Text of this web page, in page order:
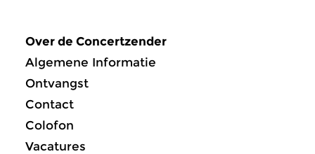
Over de Concertzender
Algemene Informatie
Ontvangst
Contact
Colofon
Vacatures